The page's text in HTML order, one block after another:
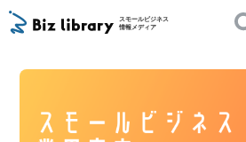
スモールビジネス
情報メディア